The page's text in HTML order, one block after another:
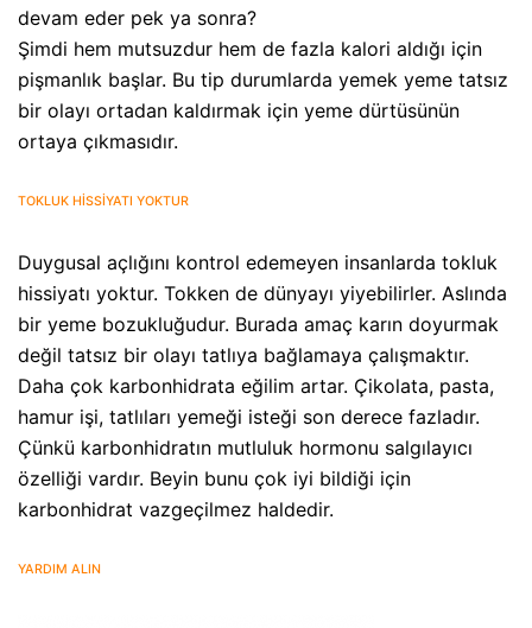
devam eder pek ya sonra?
Şimdi hem mutsuzdur hem de fazla kalori aldığı için
pişmanlık başlar. Bu tip durumlarda yemek yeme tatsız
bir olayı ortadan kaldırmak için yeme dürtüsünün
ortaya çıkmasıdır.
TOKLUK HİSSİYATI YOKTUR
Duygusal açlığını kontrol edemeyen insanlarda tokluk
hissiyatı yoktur. Tokken de dünyayı yiyebilirler. Aslında
bir yeme bozukluğudur. Burada amaç karın doyurmak
değil tatsız bir olayı tatlıya bağlamaya çalışmaktır.
Daha çok karbonhidrata eğilim artar. Çikolata, pasta,
hamur işi, tatlıları yemeği isteği son derece fazladır.
Çünkü karbonhidratın mutluluk hormonu salgılayıcı
özelliği vardır. Beyin bunu çok iyi bildiği için
karbonhidrat vazgeçilmez haldedir.
YARDIM ALIN